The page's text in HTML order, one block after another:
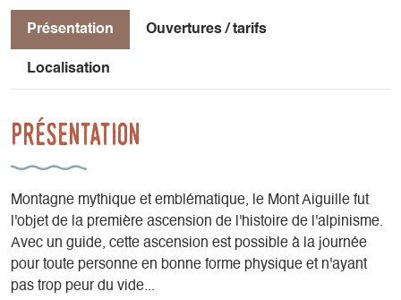
Présentation Ouvertures / tarifs
Localisation
Présentation
Montagne mythique et emblématique, le Mont Aiguille fut
l'objet de la première ascension de l'histoire de l'alpinisme.
Avec un guide, cette ascension est possible à la journée
pour toute personne en bonne forme physique et n'ayant
pas trop peur du vide...